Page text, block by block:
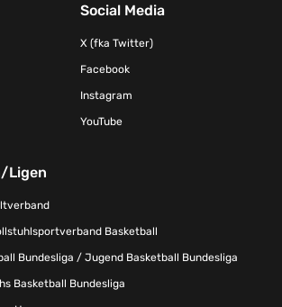
Social Media
X (fka Twitter)
Facebook
Instagram
YouTube
Ligen
Basketball
Bundesliga / Jugend Basketball Bundesliga
Basketball Bundesliga